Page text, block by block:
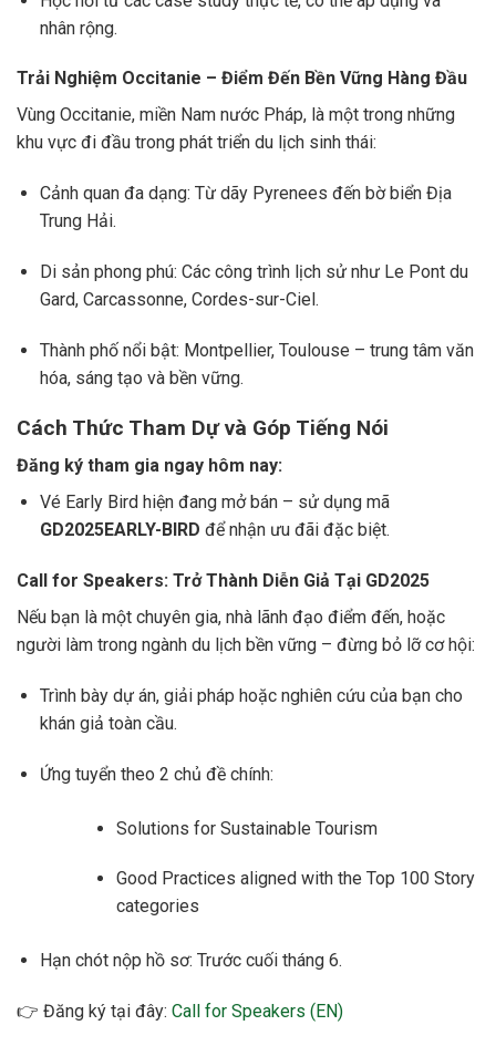
nhân rộng.
Trải Nghiệm Occitanie – Điểm Đến Bền Vững Hàng Đầu
Vùng Occitanie, miền Nam nước Pháp, là một trong những
khu vực đi đầu trong phát triển du lịch sinh thái:
Cảnh quan đa dạng: Từ dãy Pyrenees đến bờ biển Địa
Trung Hải.
Di sản phong phú: Các công trình lịch sử như Le Pont du
Gard, Carcassonne, Cordes-sur-Ciel.
Thành phố nổi bật: Montpellier, Toulouse – trung tâm văn
hóa, sáng tạo và bền vững.
Cách Thức Tham Dự và Góp Tiếng Nói
Đăng ký tham gia ngay hôm nay:
Vé Early Bird hiện đang mở bán – sử dụng mã
GD2025EARLY-BIRD để nhận ưu đãi đặc biệt.
Call for Speakers: Trở Thành Diễn Giả Tại GD2025
Nếu bạn là một chuyên gia, nhà lãnh đạo điểm đến, hoặc
người làm trong ngành du lịch bền vững – đừng bỏ lỡ cơ hội:
Trình bày dự án, giải pháp hoặc nghiên cứu của bạn cho
khán giả toàn cầu.
Ứng tuyển theo 2 chủ đề chính:
Solutions for Sustainable Tourism
Good Practices aligned with the Top 100 Story
categories
Hạn chót nộp hồ sơ: Trước cuối tháng 6.
👉 Đăng ký tại đây: Call for Speakers (EN)